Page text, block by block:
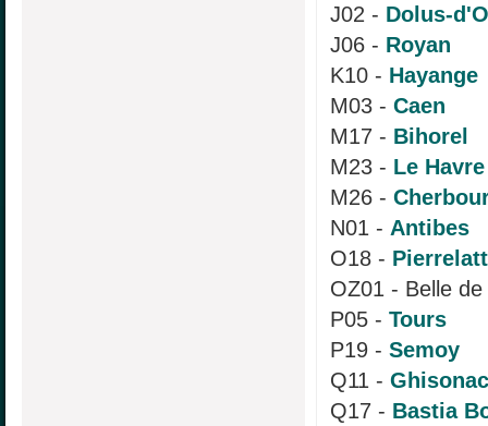
J02 - Dolus-
J06 - Royan
K10 - Hayange
M03 - Caen
M17 - Bihorel
M23 - Le Havre
M26 -
N01 - Antibes
O18 -
OZ01 - Belle
P05 - Tours
P19 - Semoy
Q11 -
Q17 - Bastia